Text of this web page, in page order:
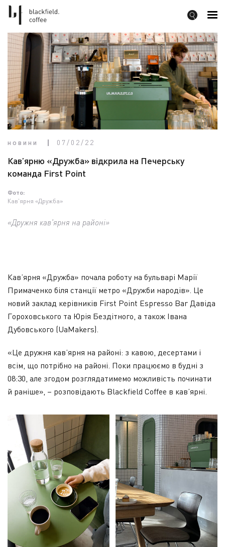
новини 07/02/22
Кав’ярню «Дружба» відкрила на Печерську
команда First Point
Фото:
Кав'ярня «Дружба»
«Дружня кав'ярня на районі»
Кав’ярня «Дружба» почала роботу на бульварі Марії
Примаченко біля станції метро «Дружби народів». Це
новий заклад керівників First Point Espresso Bar Давіда
Гороховського та Юрія Бездітного, а також Івана
Дубовського (UaMakers).
«Це дружня кав’ярня на районі: з кавою, десертами і
всім, що потрібно на районі. Поки працюємо в будні з
08:30, але згодом розглядатимемо можливість починати
й раніше», – розповідають Blackfield Coffee в кав’ярні.